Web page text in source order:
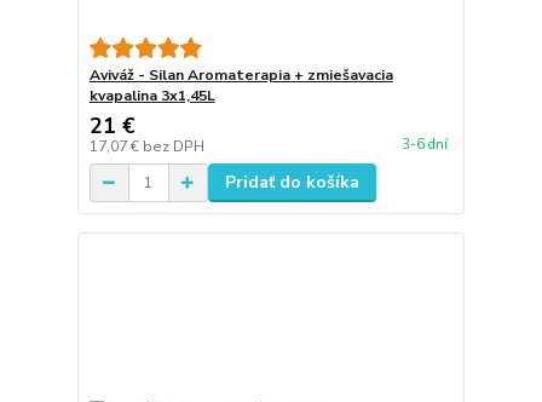
Aviváž - Silan Aromaterapia + zmiešavacia
kvapalina 3x1,45L
21 €
17,07 € bez DPH 3-6 dní
Pridať do košíka